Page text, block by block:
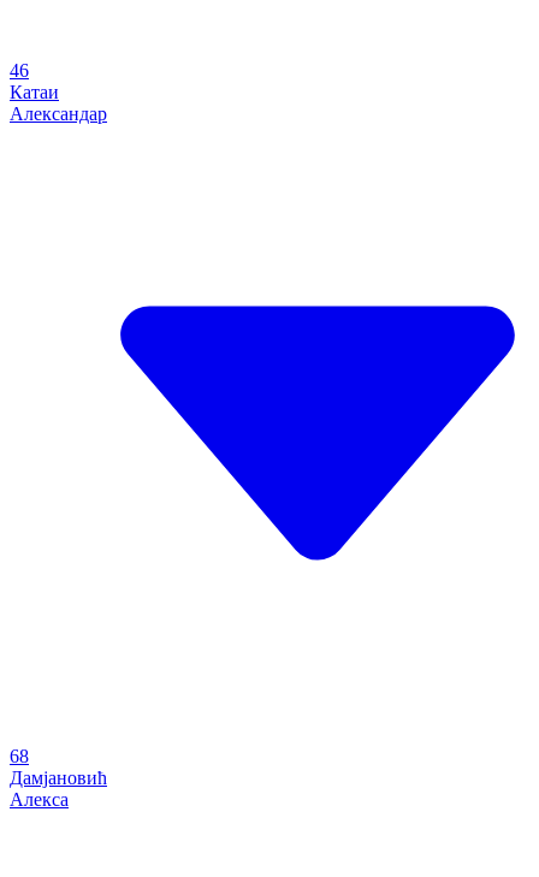
46
Катаи
Александар
68
Дамјановић
Алекса